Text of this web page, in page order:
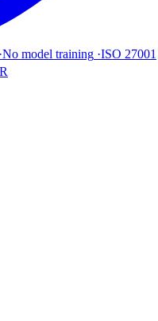
·No model training ·ISO 27001